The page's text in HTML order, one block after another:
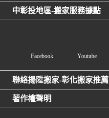
中彰投地區-搬家服務據點
Facebook Youtube
聯絡揚陞搬家-彰化搬家推薦
著作權聲明